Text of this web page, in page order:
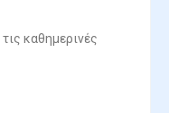
καθημερινές